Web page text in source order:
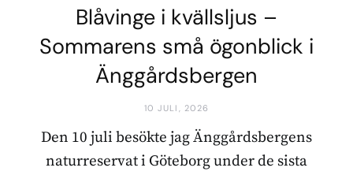
Blåvinge i kvällsljus –
Sommarens små ögonblick i
Änggårdsbergen
10 JULI, 2026
Den 10 juli besökte jag Änggårdsbergens
naturreservat i Göteborg under de sista